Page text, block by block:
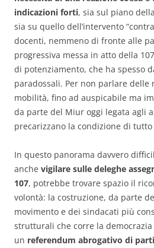
indicazioni forti, sia sul piano
sia su quello dell’intervento
docenti, nemmeno di fronte alle
progressiva messa in atto della
di potenziamento, che ha spesso
paradossali. Per non parlare
mobilità, fino ad auspicabile ma
da parte del Miur oggi legata agli
precarizzano la condizione di
In questo panorama davvero
anche vigilare sulle deleghe
107, potrebbe trovare spazio il
volontà: la costruzione, da parte
movimento e dei sindacati più
strutturali che corre la democrazia
un referendum abrogativo di